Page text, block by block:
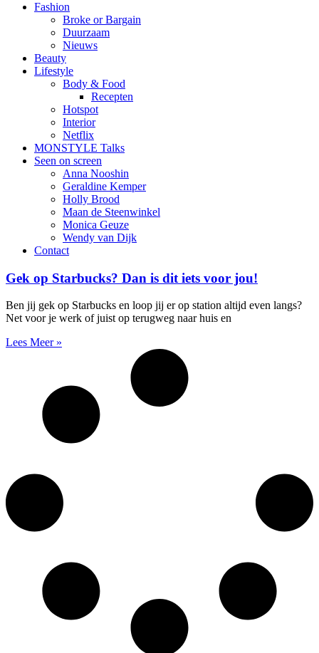
Fashion
Broke or Bargain
Duurzaam
Nieuws
Beauty
Lifestyle
Body & Food
Recepten
Hotspot
Interior
Netflix
MONSTYLE Talks
Seen on screen
Anna Nooshin
Geraldine Kemper
Holly Brood
Maan de Steenwinkel
Monica Geuze
Wendy van Dijk
Contact
Gek op Starbucks? Dan is dit iets voor jou!
Ben jij gek op Starbucks en loop jij er op station altijd even langs?
Net voor je werk of juist op terugweg naar huis en
Lees Meer »